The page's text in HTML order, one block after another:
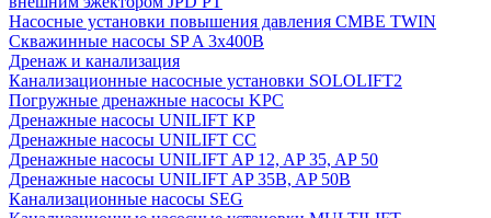
Насосные установки повышения давления CMBE TWIN
Скважинные насосы SP A 3x400В
Дренаж и канализация
Канализационные насосные установки SOLOLIFT2
Погружные дренажные насосы KPC
Дренажные насосы UNILIFT KP
Дренажные насосы UNILIFT CC
Дренажные насосы UNILIFT AP 12, AP 35, AP 50
Дренажные насосы UNILIFT AP 35B, AP 50B
Канализационные насосы SEG